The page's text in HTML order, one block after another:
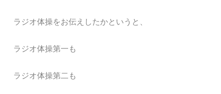
ラジオ体操をお伝えしたかというと、
ラジオ体操第一も
ラジオ体操第二も